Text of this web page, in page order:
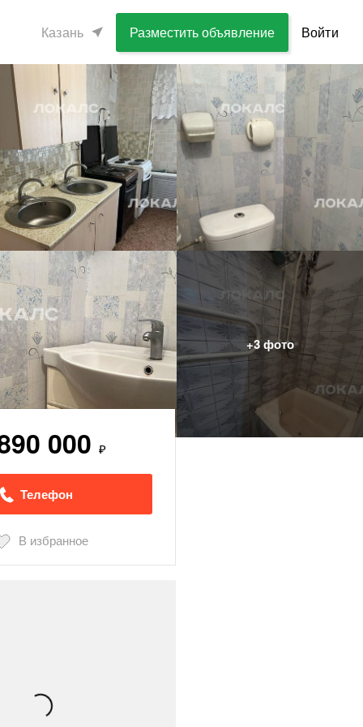
Казань Разместить объявление Войти
+3 фото
000 ₽
Телефон
В избранное